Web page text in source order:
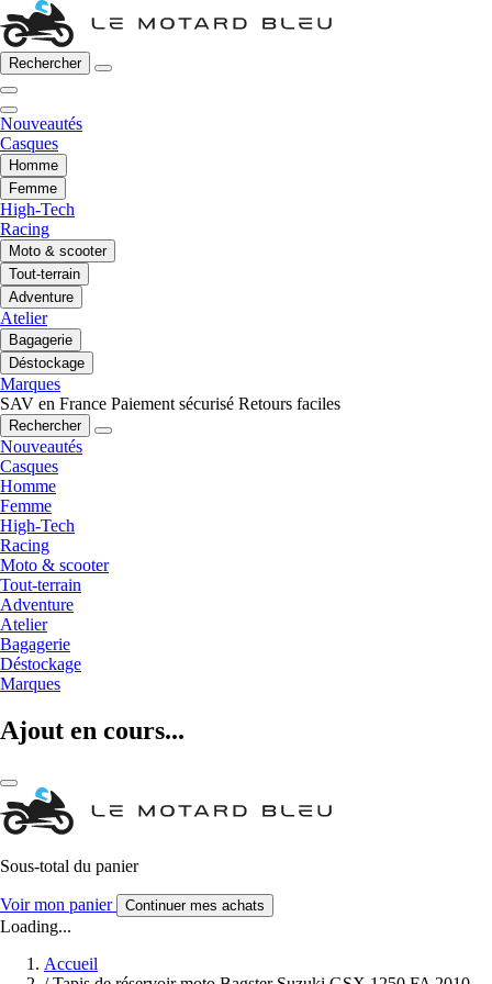
Rechercher
Nouveautés
Casques
Homme
Femme
High-Tech
Racing
Moto & scooter
Tout-terrain
Adventure
Atelier
Bagagerie
Déstockage
Marques
SAV en France Paiement sécurisé Retours faciles
Rechercher
Nouveautés
Casques
Homme
Femme
High-Tech
Racing
Moto & scooter
Tout-terrain
Adventure
Atelier
Bagagerie
Déstockage
Marques
Ajout en cours...
Sous-total du panier
Voir mon panier Continuer mes achats
Loading...
Accueil